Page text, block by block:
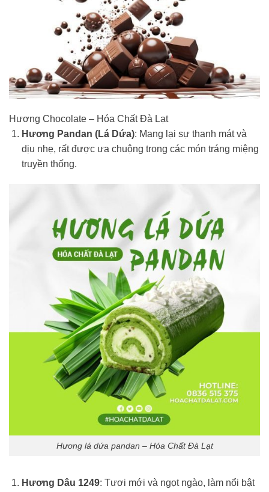
Hương Chocolate – Hóa Chất Đà Lạt
Hương Pandan (Lá Dứa): Mang lại sự thanh mát và
dịu nhẹ, rất được ưa chuộng trong các món tráng miệng
truyền thống.
Hương lá dứa pandan – Hóa Chất Đà Lạt
Hương Dâu 1249: Tươi mới và ngọt ngào, làm nổi bật